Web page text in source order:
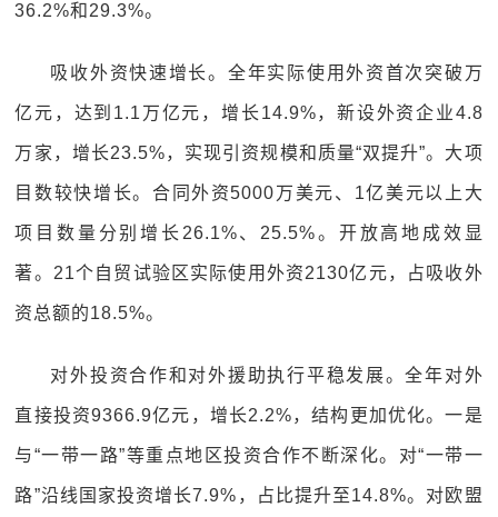
36.2%和29.3%。
吸收外资快速增长。全年实际使用外资首次突破万
亿元，达到1.1万亿元，增长14.9%，新设外资企业4.8
万家，增长23.5%，实现引资规模和质量“双提升”。大项
目数较快增长。合同外资5000万美元、1亿美元以上大
项目数量分别增长26.1%、25.5%。开放高地成效显
著。21个自贸试验区实际使用外资2130亿元，占吸收外
资总额的18.5%。
对外投资合作和对外援助执行平稳发展。全年对外
直接投资9366.9亿元，增长2.2%，结构更加优化。一是
与“一带一路”等重点地区投资合作不断深化。对“一带一
路”沿线国家投资增长7.9%，占比提升至14.8%。对欧盟